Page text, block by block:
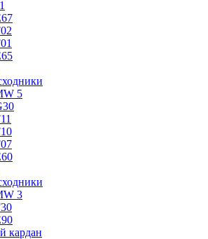
5
3
кардан